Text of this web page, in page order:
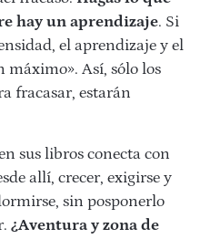
hay un aprendizaje. Si
el aprendizaje y el
Así, sólo los
fracasar, estarán
sus libros conecta con
allí, crecer, exigirse y
sin posponerlo
¿Aventura y zona de